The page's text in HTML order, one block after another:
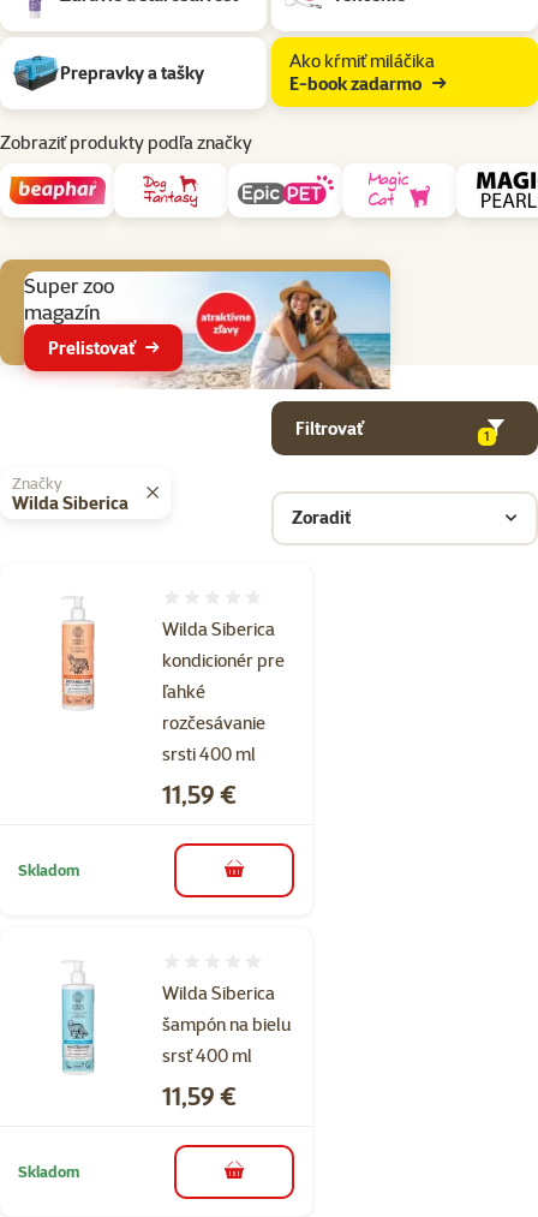
Prepravky a tašky
Ako kŕmiť miláčika
E-book zadarmo
Zobraziť produkty podľa značky
Super zoo
magazín
Prelistovať
Filtrovať
1
Značky
Wilda Siberica
Zoradiť
Produkty v kategorii Chovateľské potreby pre fretky
Wilda Siberica
kondicionér pre
ľahké
rozčesávanie
srsti 400 ml
Cena
11,59 €
Skladom do košíka
Wilda Siberica
šampón na bielu
srsť 400 ml
Cena
11,59 €
Skladom do košíka